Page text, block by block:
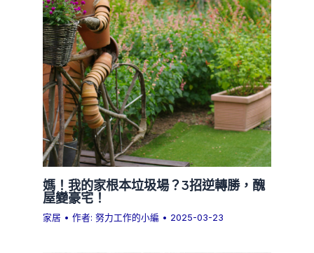
媽！我的家根本垃圾場？3招逆轉勝，醜
屋變豪宅！
家居 • 作者:努力工作的小編 • 2025-03-23